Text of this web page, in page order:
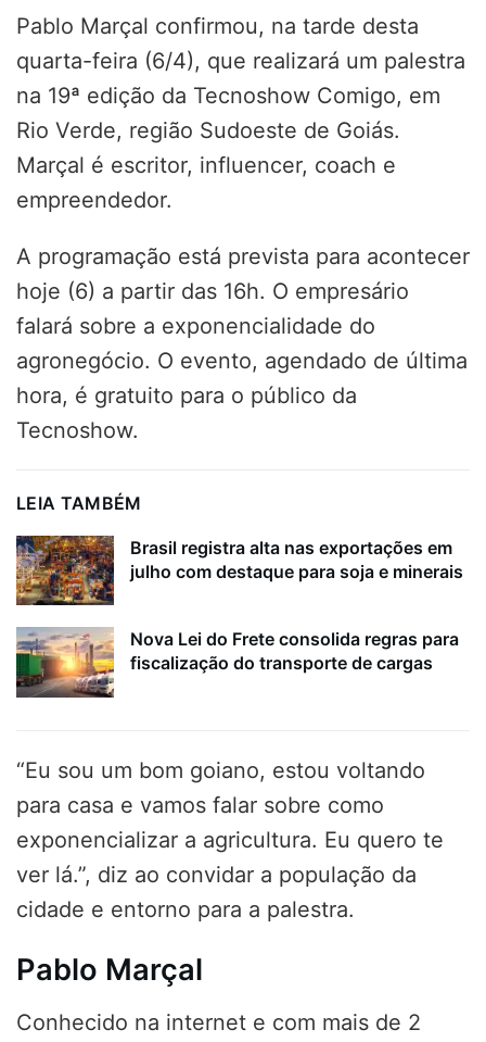
Pablo Marçal confirmou, na tarde desta
quarta-feira (6/4), que realizará um palestra
na 19ª edição da Tecnoshow Comigo, em
Rio Verde, região Sudoeste de Goiás.
Marçal é escritor, influencer, coach e
empreendedor.
A programação está prevista para acontecer
hoje (6) a partir das 16h. O empresário
falará sobre a exponencialidade do
agronegócio. O evento, agendado de última
hora, é gratuito para o público da
Tecnoshow.
LEIA TAMBÉM
Brasil registra alta nas exportações em
julho com destaque para soja e minerais
Nova Lei do Frete consolida regras para
fiscalização do transporte de cargas
“Eu sou um bom goiano, estou voltando
para casa e vamos falar sobre como
exponencializar a agricultura. Eu quero te
ver lá.”, diz ao convidar a população da
cidade e entorno para a palestra.
Pablo Marçal
Conhecido na internet e com mais de 2